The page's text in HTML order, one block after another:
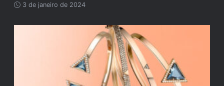
3 de janeiro de 2024